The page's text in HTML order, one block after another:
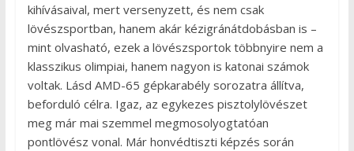
kihívásaival, mert versenyzett, és nem csak
lövészsportban, hanem akár kézigránátdobásban is –
mint olvasható, ezek a lövészsportok többnyire nem a
klasszikus olimpiai, hanem nagyon is katonai számok
voltak. Lásd AMD-65 gépkarabély sorozatra állítva,
beforduló célra. Igaz, az egykezes pisztolylövészet
meg már mai szemmel megmosolyogtatóan
pontlövész vonal. Már honvédtiszti képzés során